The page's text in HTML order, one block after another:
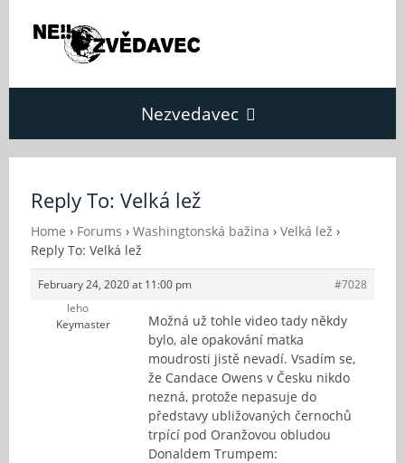
Nezvedavec
Fórum
O Nezvědavci
Kontakt
Reply To: Velká lež
Home › Forums › Washingtonská bažina › Velká lež ›
Reply To: Velká lež
February 24, 2020 at 11:00 pm
#7028
leho
Keymaster
Možná už tohle video tady někdy
bylo, ale opakování matka
moudrosti jistě nevadí. Vsadím se,
že Candace Owens v Česku nikdo
nezná, protože nepasuje do
představy ubližovaných černochů
trpící pod Oranžovou obludou
Donaldem Trumpem: